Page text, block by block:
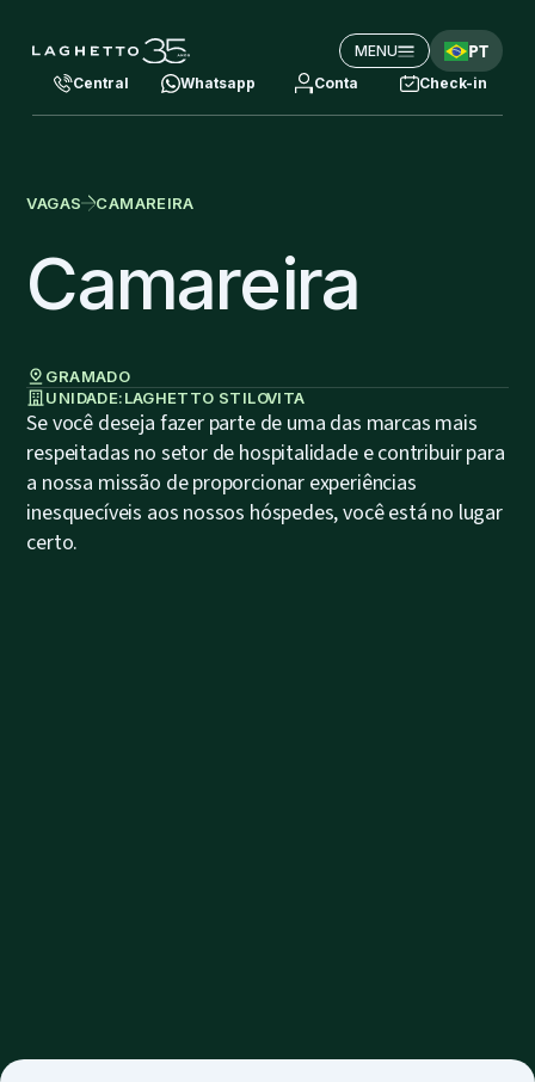
MENU PT
Central Whatsapp Conta Check-in
VAGAS CAMAREIRA
Camareira
GRAMADO
UNIDADE:LAGHETTO STILOVITA
Se você deseja fazer parte de uma das marcas mais
respeitadas no setor de hospitalidade e contribuir para
a nossa missão de proporcionar experiências
inesquecíveis aos nossos hóspedes, você está no lugar
certo.